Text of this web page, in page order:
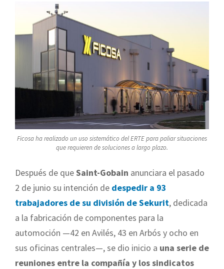
Ficosa ha realizado un uso sistemático del ERTE para paliar situaciones
que requieren de soluciones a largo plazo.
Después de queSaint-Gobain anunciara el pasado
2 de junio su intención de despedir a 93
trabajadores de su división de Sekurit, dedicada
a la fabricación de componentes para la
automoción —42 en Avilés, 43 en Arbós y ocho en
sus oficinas centrales—, se dio inicio a una serie de
reuniones entre la compañía y los sindicatos